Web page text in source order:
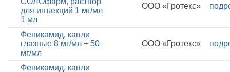
для инъекций 1 мг/мл
1 мл
ООО «Гротекс»
Феникамид, капли
глазные 8 мг/мл + 50
мг/мл
ООО «Гротекс»
Феникамид, капли